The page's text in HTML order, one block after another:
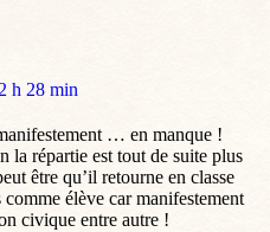
h 28 min
… en manque !
la répartie est tout de suite plus
être qu’il retourne en classe
élève car manifestement
civique entre autre !